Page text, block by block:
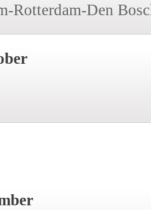
Rotterdam-Den